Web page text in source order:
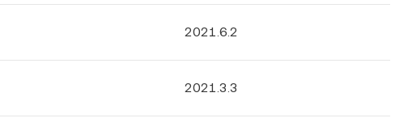
2021.6.2
2021.3.3